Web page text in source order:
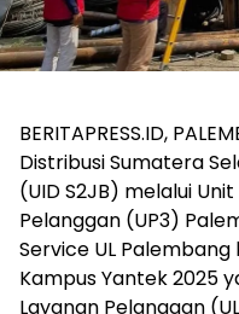
BERITAPRESS.ID,
Distribusi Sumatera
(UID S2JB) melalui
Pelanggan (UP3)
Service UL
Kampus Yantek 2025
Layanan Pelanggan